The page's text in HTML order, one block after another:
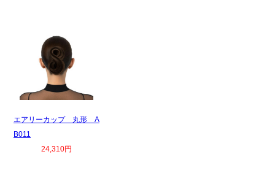
エアリーカップ 丸形 A
B011
24,310円